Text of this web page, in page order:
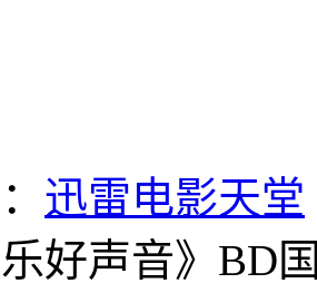
迅雷电影天堂
好声音》BD